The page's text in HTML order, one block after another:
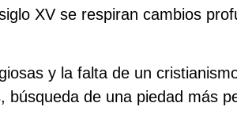
XV se respiran cambios
y la falta de un
de una piedad más